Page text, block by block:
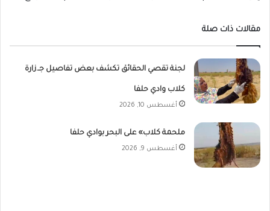
مقالات ذات صلة
لجنة تقصي الحقائق تكشف بعض تفاصيل جـ.زارة
كلاب وادي حلفا
أغسطس 10, 2026
ملحمة كلاب» على البحر بوادي حلفا
أغسطس 9, 2026